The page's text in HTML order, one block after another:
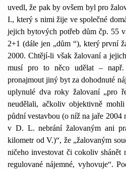
uvedl, že pak by ovšem byl pro
I., který s nimi žije ve společné
jejich bytových potřeb dům čp. 55
2+1 (dále jen „dům “), který první
2000. Chtějí-li však žalovaní a
musí pro to něco udělat – např.
pronajmout jiný byt za dohodnuté
uplynulé dva roky žalovaní „pro
neudělali, ačkoliv objektivně
půdní vestavbou (o níž na jaře
v D. L. nebrání žalovaným ani
kilometrod V.)“, že „žalovaným
ničeho investovat či cokoliv shánět
regulované nájemné, vyhovuje“.